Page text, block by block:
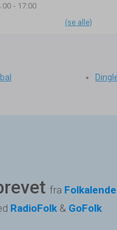
- 17:00
fra
RadioFolk & GoFolk